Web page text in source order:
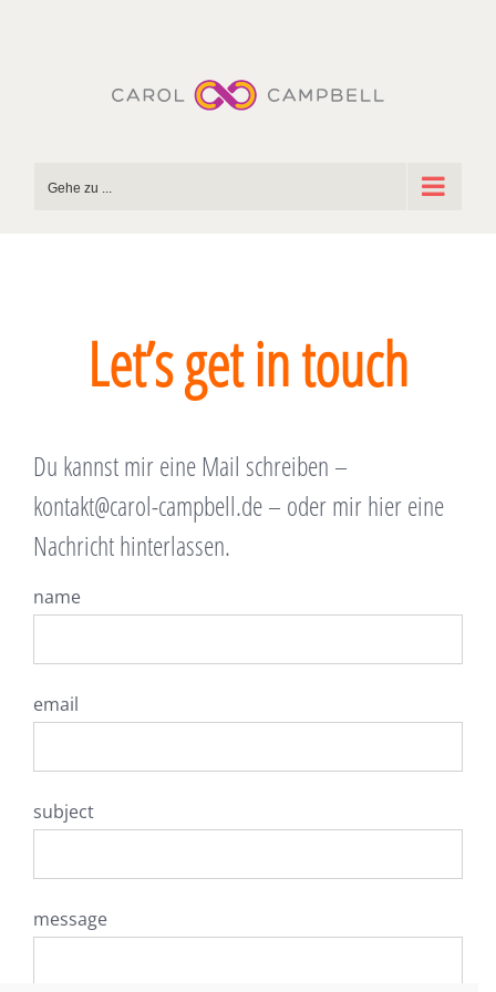
Gehe zu ...
Let’s get in touch
Du kannst mir eine Mail schreiben –
kontakt@carol-campbell.de – oder mir hier eine
Nachricht hinterlassen.
name
email
subject
message